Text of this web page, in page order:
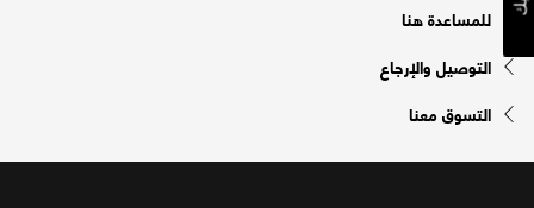
للمساعدة هنا
التوصيل والإرجاع
التسوق معنا